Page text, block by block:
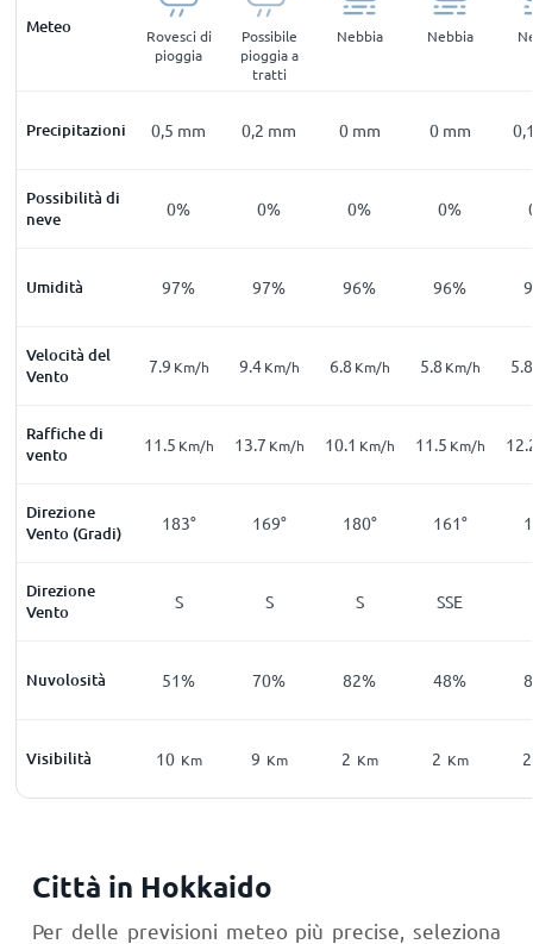
Meteo
Rovesci di
pioggia
Possibile
pioggia a
tratti
Nebbia Nebbia
Precipitazioni 0,5 mm 0,2 mm 0 mm 0 mm
Possibilità di
neve
0% 0% 0% 0%
Umidità 97% 97% 96% 96%
Velocità del
Vento
7.9 Km/h 9.4Km/h 6.8 Km/h 5.8 Km/h 5.8
Raffiche di
vento
11.5 Km/h 13.7 Km/h 10.1 Km/h 11.5 Km/h
Direzione
Vento (Gradi)
183° 169° 180° 161°
Direzione
Vento
S S S SSE
Nuvolosità 51% 70% 82% 48%
Visibilità 10 Km 9 Km 2 Km 2 Km 2
Città in Hokkaido
Per delle previsioni meteo più precise, seleziona